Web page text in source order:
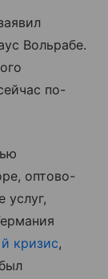
Вольрабе.
по-
оптово-
услуг,
кризис,